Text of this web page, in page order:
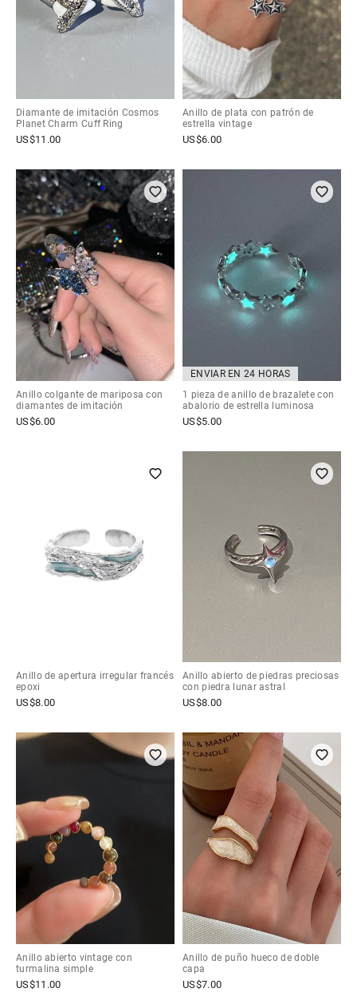
Diamante de imitación Cosmos
Planet Charm Cuff Ring
US$11.00
Anillo de plata con patrón de
estrella vintage
US$6.00
Anillo colgante de mariposa con
diamantes de imitación
US$6.00
ENVIAR EN 24 HORAS
1 pieza de anillo de brazalete con
abalorio de estrella luminosa
US$5.00
Anillo de apertura irregular francés
epoxi
US$8.00
Anillo abierto de piedras preciosas
con piedra lunar astral
US$8.00
Anillo abierto vintage con
turmalina simple
US$11.00
Anillo de puño hueco de doble
capa
US$7.00